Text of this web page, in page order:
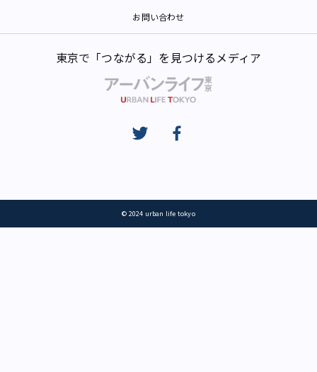
お問い合わせ
東京で「つながる」を見つけるメディア
© 2024 urban life tokyo